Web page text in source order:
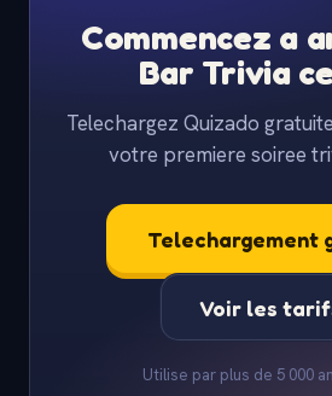
Commencez a
Bar Trivia
Telechargez Quizado
votre premiere soiree
Telechargement
Voir les
Utilise par plus de 5 000